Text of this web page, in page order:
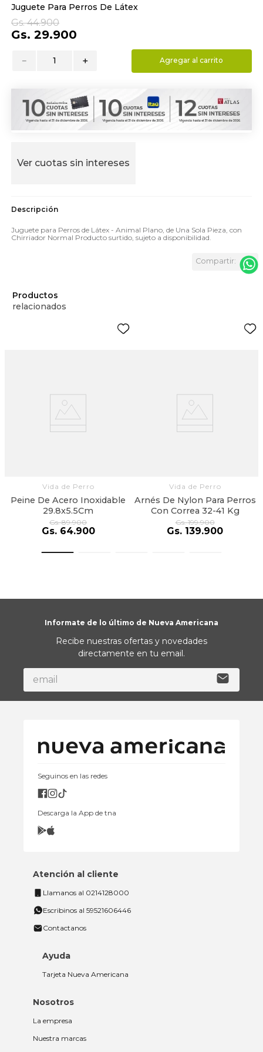
Juguete Para Perros De Látex
Gs. 44.900
Gs. 29.900
＋
－ Agregar al carrito
Ver cuotas sin intereses
Juguete para Perros de Látex - Animal Plano, de Una Sola Pieza, con
Chirriador Normal Producto surtido, sujeto a disponibilidad.
Productos
relacionados
Vida de Perro
Peine De Acero Inoxidable
29.8x5.5Cm
Gs. 89.900
Gs. 64.900
Vida de Perro
Arnés De Nylon Para Perros
Con Correa 32-41 Kg
Gs. 199.900
Gs. 139.900
Informate de lo último de Nueva Americana
Recibe nuestras ofertas y novedades
directamente en tu email.
Seguinos en las redes
Descarga la App de tna
Atención al cliente
Llamanos al 0214128000
Escribinos al 59521606446
Contactanos
Ayuda
Tarjeta Nueva Americana
Nosotros
La empresa
Nuestra marcas
9.
almohada
10. toalla